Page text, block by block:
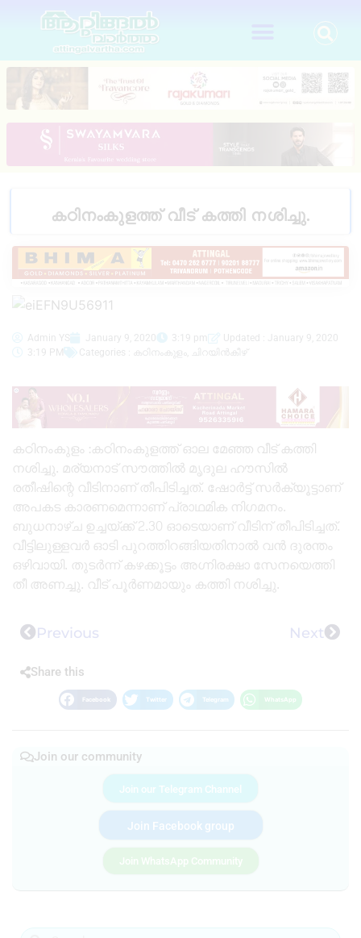
കഠിനംകുളത്ത് വീട് കത്തി നശിച്ചു.
Admin YS January 9, 2020 3:19 pm
Updated : January 9, 2020
3:19 PM
Categories : കഠിനംകുളം ചിറയിൻകീഴ്
കഠിനംകുളം :കഠിനംകുളത്ത് ഓല മേഞ്ഞ വീട് കത്തി
നശിച്ചു. മര്യനാട് സൗത്തിൽ മൃദുല ഹൗസിൽ
രതീഷിന്റെ വീടിനാണ് തീപിടിച്ചത്. ഷോർട്ട് സർക്യൂട്ടാണ്
അപകട കാരണമെന്നാണ് പ്രാഥമിക നിഗമനം.
ബുധനാഴ്ച ഉച്ചയ്ക്ക് 2.30 ഓടെയാണ് വീടിന് തീപിടിച്ചത്.
വീട്ടിലുള്ളവർ ഓടി പുറത്തിറങ്ങിയതിനാൽ വൻ ദുരന്തം
ഒഴിവായി. തുടർന്ന് കഴക്കൂട്ടം അഗ്നിരക്ഷാ സേനയെത്തി
തീ അണച്ചു. വീട് പൂർണമായും കത്തി നശിച്ചു.
Previous Next
Share this
Facebook Twitter Telegram WhatsApp
Join our community
Join our Telegram Channel
Join Facebook group
Join WhatsApp Community